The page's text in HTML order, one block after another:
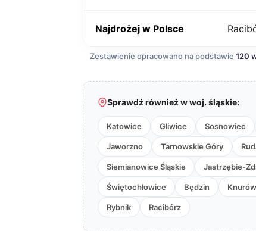
Najdrożej w Polsce
Zestawienie opracowano na podstawie 120
Sprawdź również w woj. śląskie:
Katowice Gliwice Sosnowiec
Jaworzno Tarnowskie Góry
Siemianowice Śląskie Jastrzębie-
Świętochłowice Będzin Knurów
Rybnik Racibórz